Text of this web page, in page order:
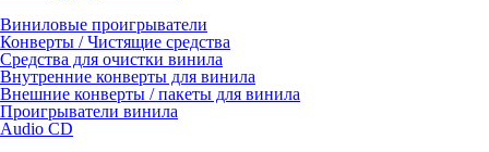
Виниловые проигрыватели
Конверты / Чистящие средства
Средства для очистки винила
Внутренние конверты для винила
Внешние конверты / пакеты для винила
Проигрыватели винила
Audio CD